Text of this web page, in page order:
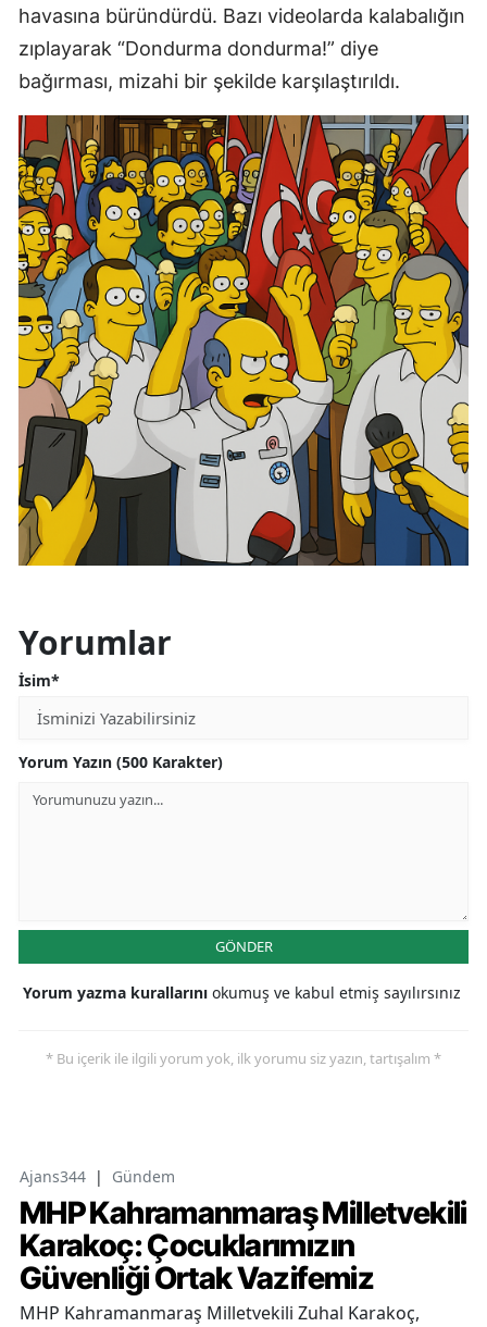
havasına büründürdü. Bazı videolarda kalabalığın
zıplayarak “Dondurma dondurma!” diye
bağırması, mizahi bir şekilde karşılaştırıldı.
Yorumlar
İsim*
Yorum Yazın (500 Karakter)
GÖNDER
Yorum yazma kurallarını okumuş ve kabul etmiş sayılırsınız
* Bu içerik ile ilgili yorum yok, ilk yorumu siz yazın, tartışalım *
Ajans344 | Gündem
MHP Kahramanmaraş Milletvekili
Karakoç: Çocuklarımızın
Güvenliği Ortak Vazifemiz
MHP Kahramanmaraş Milletvekili Zuhal Karakoç,